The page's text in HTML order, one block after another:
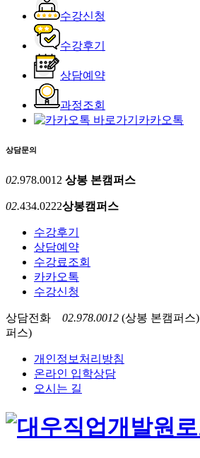
수강신청
수강후기
상담예약
과정조회
카카오톡
상담문의
02.978.0012 상봉 본캠퍼스
02.434.0222상봉캠퍼스
수강후기
상담예약
수강료조회
카카오톡
수강신청
상담전화 02.978.0012 (상봉 본캠퍼스)
퍼스)
개인정보처리방침
온라인 입학상담
오시는 길